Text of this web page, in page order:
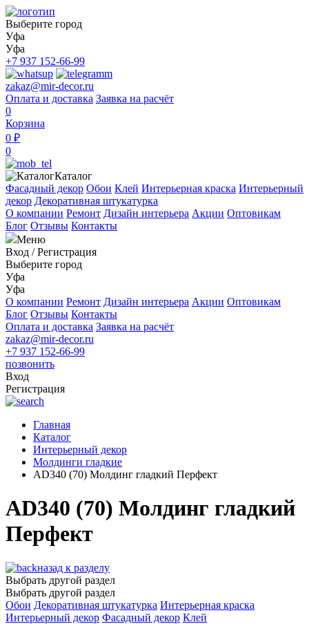
Выберите город
Уфа
Уфа
+7 937 152-66-99
zakaz@mir-decor.ru
Оплата и доставка Заявка на расчёт
0
Корзина
0 ₽
0
Каталог
Фасадный декор Обои Клей Интерьерная краска Интерьерный
декор Декоративная штукатурка
О компании Ремонт Дизайн интерьера Акции Оптовикам
Блог Отзывы Контакты
Меню
Вход /Регистрация
Выберите город
Уфа
Уфа
О компании Ремонт Дизайн интерьера Акции Оптовикам
Блог Отзывы Контакты
Оплата и доставка Заявка на расчёт
zakaz@mir-decor.ru
+7 937 152-66-99
позвонить
Вход
Регистрация
Главная
Каталог
Интерьерный декор
Молдинги гладкие
AD340 (70) Молдинг гладкий Перфект
AD340 (70) Молдинг гладкий
Перфект
назад к разделу
Выбрать другой раздел
Выбрать другой раздел
Обои Декоративная штукатурка Интерьерная краска
Интерьерный декор Фасадный декор Клей